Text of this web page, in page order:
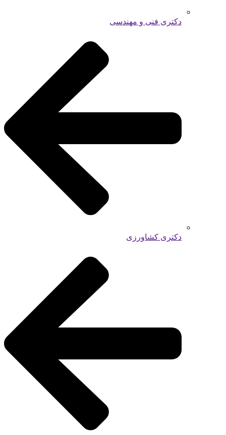
دکتری فنی و مهندسی
دکتری کشاورزی